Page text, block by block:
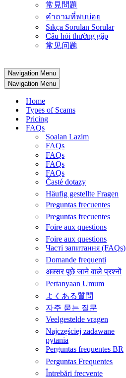
常見問題
คำถามที่พบบ่อย
Sıkça Sorulan Sorular
Câu hỏi thường gặp
常见问题
Navigation Menu
Navigation Menu
Home
Types of Scams
Pricing
FAQs
Soalan Lazim
FAQs
FAQs
FAQs
FAQs
Časté dotazy
Häufig gestellte Fragen
Preguntas frecuentes
Preguntas frecuentes
Foire aux questions​
Foire aux questions​
Часті запитання (FAQs)
Domande frequenti
अक्सर पूछे जाने वाले प्रश्नों
Pertanyaan Umum
よくある質問
자주 묻는 질문
Veelgestelde vragen
Najczęściej zadawane
pytania
Perguntas frequentes BR
Perguntas Frequentes
Întrebări frecvente